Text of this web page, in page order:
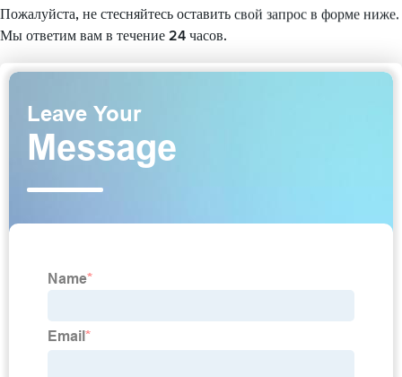
Пожалуйста, не стесняйтесь оставить свой запрос в форме ниже.
Мы ответим вам в течение 24 часов.